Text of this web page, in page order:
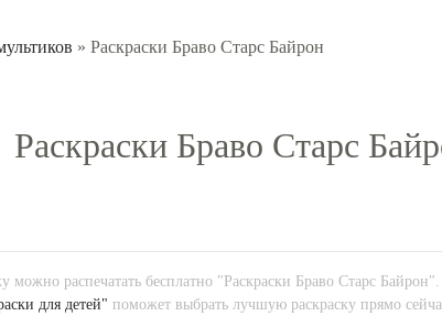
» Раскраски Браво Старс Байрон
Раскраски Браво Старс
можно распечатать бесплатно "Раскраски Браво Старс Байрон".
для детей" поможет выбрать лучшую раскраску прямо